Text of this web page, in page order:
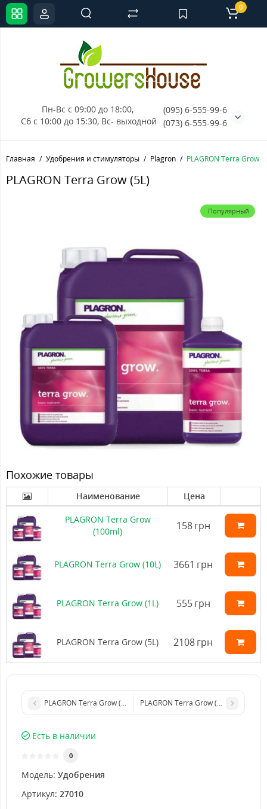
Пн-Вс с 09:00 до 18:00,
Сб с 10:00 до 15:30, Вс- выходной
(095) 6-555-99-6
(073) 6-555-99-6
0
Главная Удобрения и стимуляторы Plagron PLAGRON Terra Grow
PLAGRON Terra Grow (5L)
Популярный
Похожие товары
Наименование Цена
PLAGRON Terra Grow
(100ml)
158 грн
PLAGRON Terra Grow (10L) 3661 грн
PLAGRON Terra Grow (1L) 555 грн
PLAGRON Terra Grow (5L) 2108грн
PLAGRON Terra Grow (100ml)PLAGRON Terra Grow (10L)
Есть в наличии
0
Модель: Удобрения
Артикул: 27010